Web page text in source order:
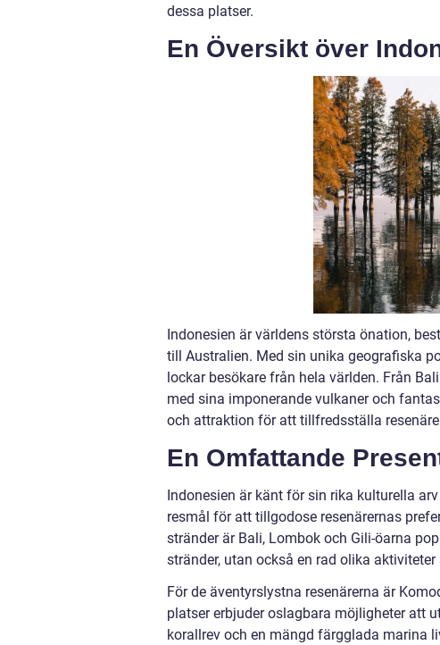
dessa platser.
En Översikt över
Indonesien är världens största önation,
till Australien. Med sin unika geografiska
lockar besökare från hela världen. Från
med sina imponerande vulkaner och
och attraktion för att tillfredsställa
En Omfattande
Indonesien är känt för sin rika kulturella
resmål för att tillgodose resenärernas
stränder är Bali, Lombok och Gili-öarna
stränder, utan också en rad olika
För de äventyrslystna resenärerna är
platser erbjuder oslagbara möjligheter att
korallrev och en mängd färgglada marina